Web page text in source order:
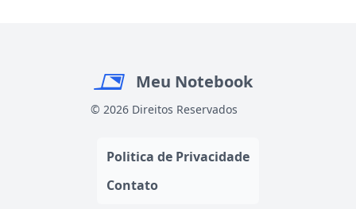
Meu Notebook
© 2026 Direitos Reservados
Politica de Privacidade
Contato